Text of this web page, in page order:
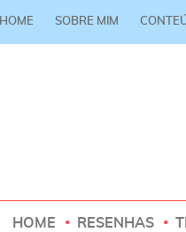
HOME SOBRE MIM
HOME RESENHAS